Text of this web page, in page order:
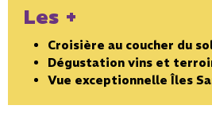
Les +
Croisière au coucher du
Dégustation vins et
​Vue exceptionnelle Îles